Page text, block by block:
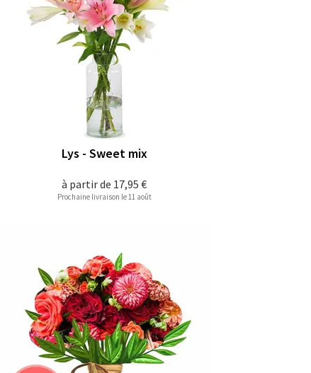
à partir de 17,95 €
Lys - Sweet mix
Prochaine livraison le 11 août